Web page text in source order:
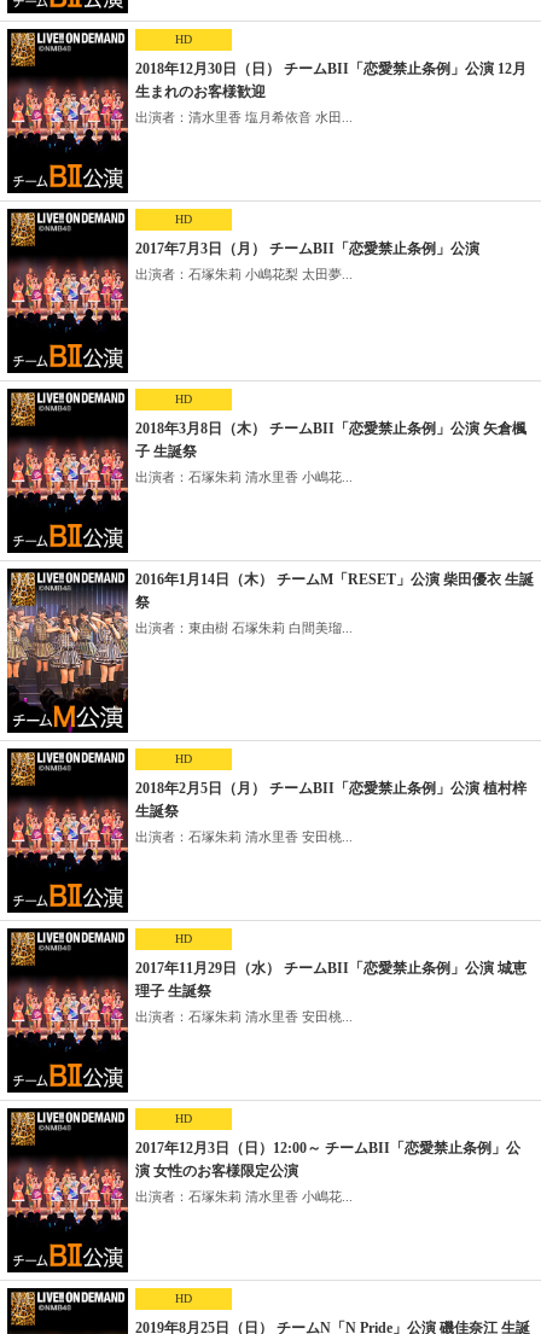
HD
2018年12月30日（日） チームBII「恋愛禁止条例」公演 12月
生まれのお客様歓迎
出演者：清水里香 塩月希依音 水田...
HD
2017年7月3日（月） チームBII「恋愛禁止条例」公演
出演者：石塚朱莉 小嶋花梨 太田夢...
HD
2018年3月8日（木） チームBII「恋愛禁止条例」公演 矢倉楓
子 生誕祭
出演者：石塚朱莉 清水里香 小嶋花...
2016年1月14日（木） チームM「RESET」公演 柴田優衣 生誕
祭
出演者：東由樹 石塚朱莉 白間美瑠...
HD
2018年2月5日（月） チームBII「恋愛禁止条例」公演 植村梓
生誕祭
出演者：石塚朱莉 清水里香 安田桃...
HD
2017年11月29日（水） チームBII「恋愛禁止条例」公演 城恵
理子 生誕祭
出演者：石塚朱莉 清水里香 安田桃...
HD
2017年12月3日（日）12:00～ チームBII「恋愛禁止条例」公
演 女性のお客様限定公演
出演者：石塚朱莉 清水里香 小嶋花...
HD
2019年8月25日（日） チームN「N Pride」公演 磯佳奈江 生誕